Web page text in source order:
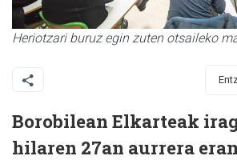
Heriotzari buruz egin zuten otsaileko
Borobilean Elkarteak
hilaren 27an aurrera